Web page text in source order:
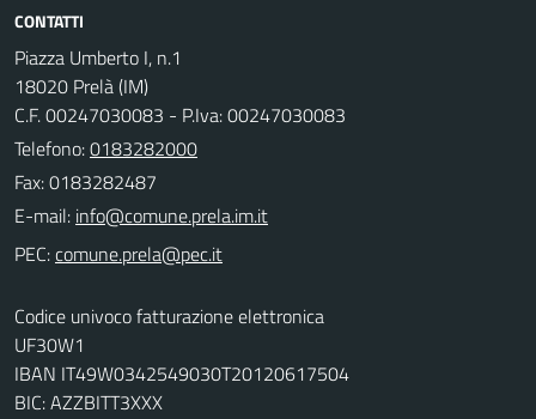
CONTATTI
Piazza Umberto I, n.1
18020 Prelà (IM)
C.F. 00247030083 - P.Iva: 00247030083
Telefono:0183282000
Fax: 0183282487
E-mail:
PEC:
Codice univoco fatturazione elettronica
UF30W1
IBAN IT49W0342549030T20120617504
BIC: AZZBITT3XXX